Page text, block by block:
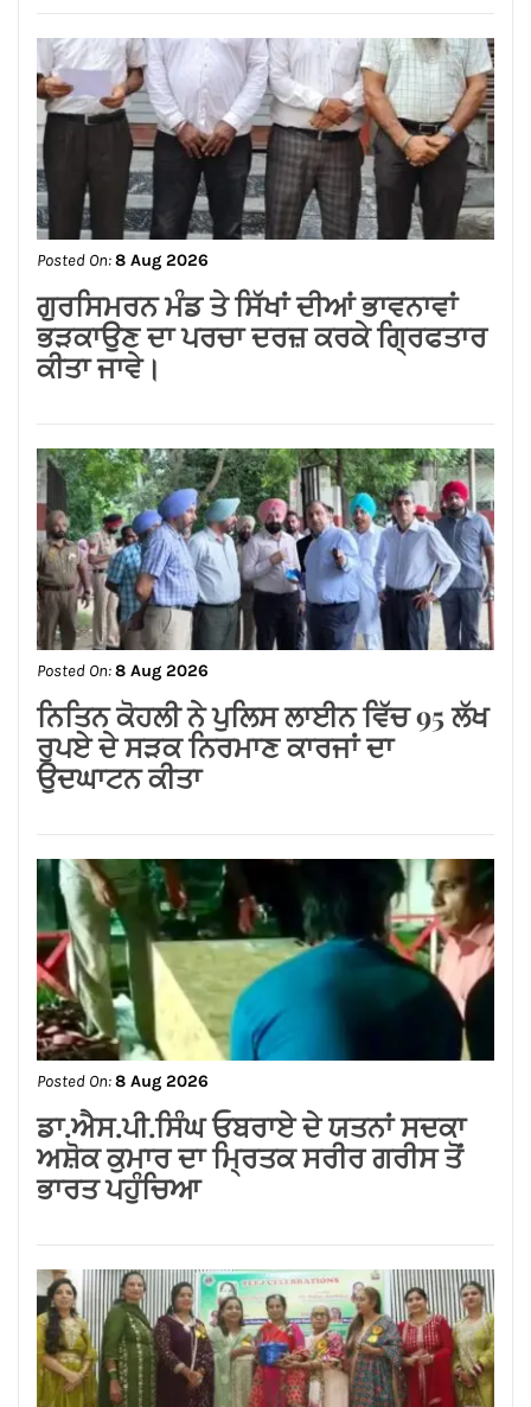
Posted On:8 Aug 2026
जालंधर कैंट के लोगों की लंबे समय से लंबित
समस्याओं का समाधान करवाने के लिए हर स्तर
पर करूंगा प्रयास — अमित तनेजा
Posted On:8 Aug 2026
ਗੁਰਸਿਮਰਨ ਮੰਡ ਤੇ ਸਿੱਖਾਂ ਦੀਆਂ ਭਾਵਨਾਵਾਂ
ਭੜਕਾਉਣ ਦਾ ਪਰਚਾ ਦਰਜ਼ ਕਰਕੇ ਗ੍ਰਿਫਤਾਰ
ਕੀਤਾ ਜਾਵੇ।
Posted On:8 Aug 2026
ਨਿਤਿਨ ਕੋਹਲੀ ਨੇ ਪੁਲਿਸ ਲਾਈਨ ਵਿੱਚ 95 ਲੱਖ
ਰੁਪਏ ਦੇ ਸੜਕ ਨਿਰਮਾਣ ਕਾਰਜਾਂ ਦਾ
ਉਦਘਾਟਨ ਕੀਤਾ
Posted On: 8 Aug 2026
ਡਾ.ਐਸ.ਪੀ.ਸਿੰਘ ਓਬਰਾਏ ਦੇ ਯਤਨਾਂ ਸਦਕਾ